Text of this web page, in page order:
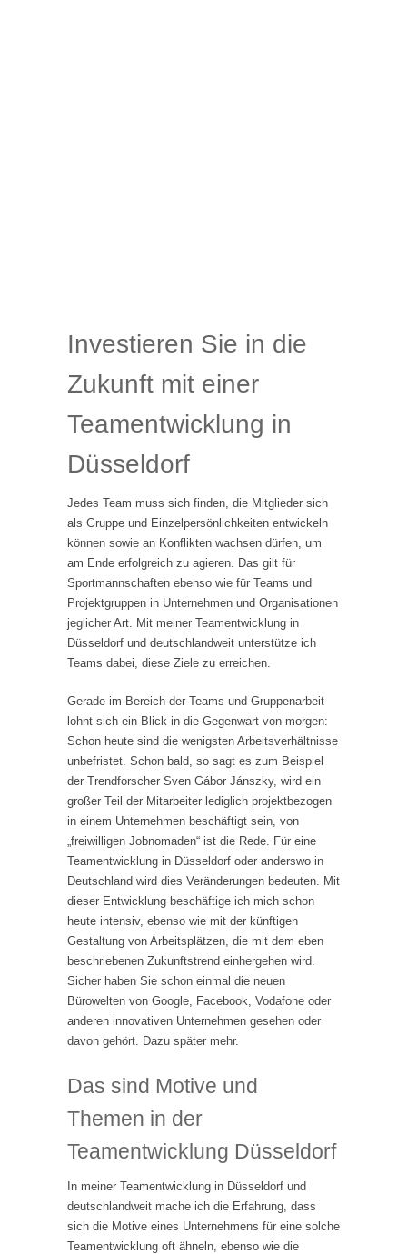
Investieren Sie in die
Zukunft mit einer
Teamentwicklung in
Düsseldorf
Jedes Team muss sich finden, die Mitglieder sich
als Gruppe und Einzelpersönlichkeiten entwickeln
können sowie an Konflikten wachsen dürfen, um
am Ende erfolgreich zu agieren. Das gilt für
Sportmannschaften ebenso wie für Teams und
Projektgruppen in Unternehmen und Organisationen
jeglicher Art. Mit meiner Teamentwicklung in
Düsseldorf und deutschlandweit unterstütze ich
Teams dabei, diese Ziele zu erreichen.
Gerade im Bereich der Teams und Gruppenarbeit
lohnt sich ein Blick in die Gegenwart von morgen:
Schon heute sind die wenigsten Arbeitsverhältnisse
unbefristet. Schon bald, so sagt es zum Beispiel
der Trendforscher Sven Gábor Jánszky, wird ein
großer Teil der Mitarbeiter lediglich projektbezogen
in einem Unternehmen beschäftigt sein, von
„freiwilligen Jobnomaden“ ist die Rede. Für eine
Teamentwicklung in Düsseldorf oder anderswo in
Deutschland wird dies Veränderungen bedeuten. Mit
dieser Entwicklung beschäftige ich mich schon
heute intensiv, ebenso wie mit der künftigen
Gestaltung von Arbeitsplätzen, die mit dem eben
beschriebenen Zukunftstrend einhergehen wird.
Sicher haben Sie schon einmal die neuen
Bürowelten von Google, Facebook, Vodafone oder
anderen innovativen Unternehmen gesehen oder
davon gehört. Dazu später mehr.
Das sind Motive und
Themen in der
Teamentwicklung Düsseldorf
In meiner Teamentwicklung in Düsseldorf und
deutschlandweit mache ich die Erfahrung, dass
sich die Motive eines Unternehmens für eine solche
Teamentwicklung oft ähneln, ebenso wie die